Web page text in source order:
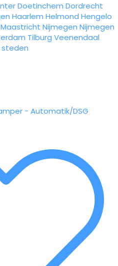
Doetinchem Dordrecht
Haarlem Helmond Hengelo
Maastricht Nijmegen Nijmegen
Tilburg Veenendaal
steden
- Automatik/DSG